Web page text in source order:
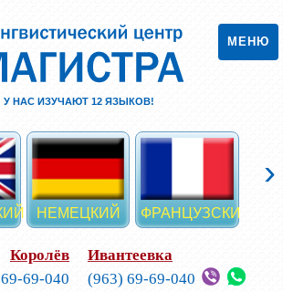
МЕНЮ
У НАС ИЗУЧАЮТ 12ЯЗЫКОВ!
НЕМЕЦКИЙ ФРАНЦУЗСКИЙ
›
Королёв
69-040
Ивантеевка
(963) 69-69-040